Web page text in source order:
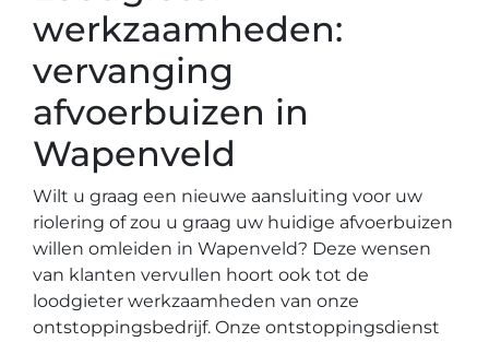
werkzaamheden:
vervanging
afvoerbuizen in
Wapenveld
Wilt u graag een nieuwe aansluiting voor uw
riolering of zou u graag uw huidige afvoerbuizen
willen omleiden in Wapenveld? Deze wensen
van klanten vervullen hoort ook tot de
loodgieter werkzaamheden van onze
ontstoppingsbedrijf. Onze ontstoppingsdienst